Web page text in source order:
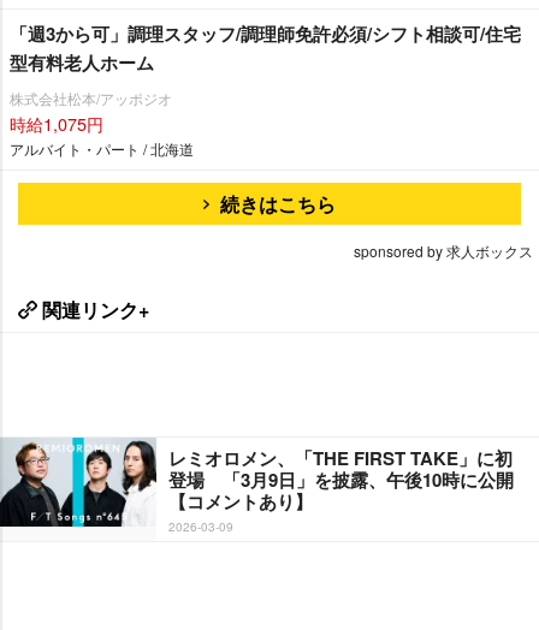
「週3から可」調理スタッフ/調理師免許必須/シフト相談可/住宅
型有料老人ホーム
株式会社松本/アッポジオ
時給1,075円
アルバイト・パート / 北海道
続きはこちら
sponsored by 求人ボックス
関連リンク+
レミオロメン、「THE FIRST TAKE」に初
登場 「3月9日」を披露、午後10時に公開
【コメントあり】
2026-03-09